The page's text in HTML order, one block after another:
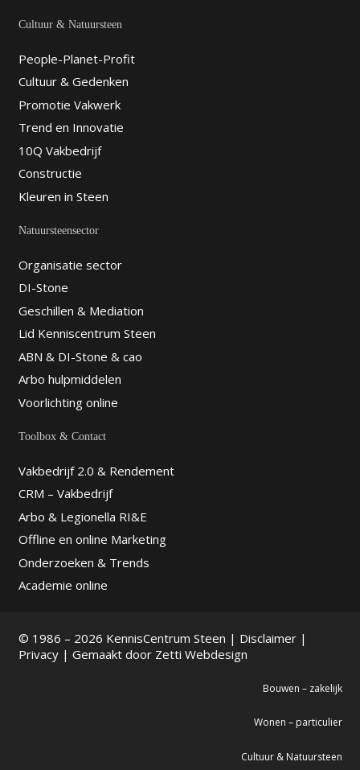
Cultuur & Natuursteen
People-Planet-Profit
Cultuur & Gedenken
Promotie Vakwerk
Trend en Innovatie
10Q Vakbedrijf
Constructie
Kleuren in Steen
Natuursteensector
Organisatie sector
DI-Stone
Geschillen & Mediation
Lid Kenniscentrum Steen
ABN & DI-Stone & cao
Arbo hulpmiddelen
Voorlichting online
Toolbox & Contact
Vakbedrijf 2.0 & Rendement
CRM – Vakbedrijf
Arbo & Legionella RI&E
Offline en online Marketing
Onderzoeken & Trends
Academie online
© 1986 – 2026 KennisCentrum Steen | Disclaimer|
Privacy| Gemaakt door Zetti Webdesign
Bouwen – zakelijk
Wonen – particulier
Cultuur & Natuursteen